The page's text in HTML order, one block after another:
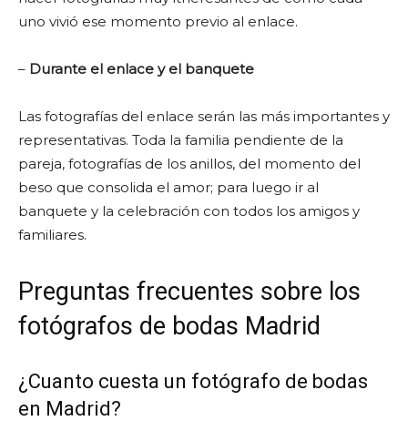
uno vivió ese momento previo al enlace.
– Durante el enlace y el banquete
Las fotografías del enlace serán las más importantes y
representativas. Toda la familia pendiente de la
pareja, fotografías de los anillos, del momento del
beso que consolida el amor; para luego ir al
banquete y la celebración con todos los amigos y
familiares.
Preguntas frecuentes sobre los
fotógrafos de bodas Madrid
¿Cuanto cuesta un fotógrafo de bodas
en Madrid?